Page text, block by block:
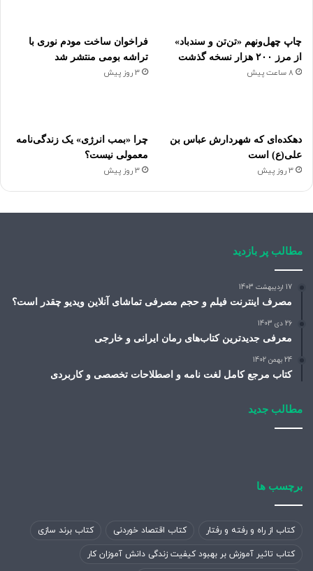
چاپ چهل‌ونهم «تن‌تن و سندباد»
از مرز ۲۰۰ هزار نسخه گذشت
8 ساعت پیش
فراخوان ساخت مودم نوری با
تراشه بومی منتشر شد
3 روز پیش
دهکده‌ای که شهردارش عباس بن
علی(ع) است
3 روز پیش
چرا «بمب انرژی» یک زندگی‌نامه
معمولی نیست؟
3 روز پیش
مطالب پر بازدید
17 اردیبهشت 1403
مصرف اینترنت فیلم و حجم مصرفی تماشای آنلاین ویدیو چقدر است؟
26 دی 1403
معرفی جدیدترین کتاب‌های رمان ایرانی و خارجی
24 بهمن 1402
کتاب مرجع کامل لغت نامه و اصطلاحات تخصصی و کاربردی
مطالب جدید
برچسب ها
کتاب از راه و رفته و رفتار کتاب اقتصاد خوردنی کتاب برند سازی
کتاب تاثیر آموزش بر بهبود کیفیت زندگی دانش آموزان کار